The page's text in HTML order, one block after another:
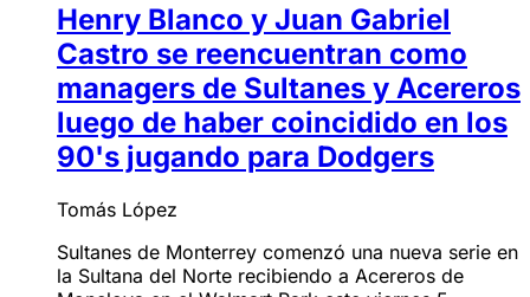
Henry Blanco y Juan Gabriel
Castro se reencuentran como
managers de Sultanes y Acereros
luego de haber coincidido en los
90's jugando para Dodgers
Tomás López
Sultanes de Monterrey comenzó una nueva serie en
la Sultana del Norte recibiendo a Acereros de